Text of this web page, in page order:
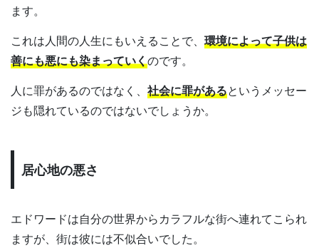
ます。
これは人間の人生にもいえることで、 環境によって子供は
善にも悪にも染まっていくのです。
人に罪があるのではなく、 社会に罪があるというメッセー
ジも隠れているのではないでしょうか。
居心地の悪さ
エドワードは自分の世界からカラフルな街へ連れてこられ
ますが、街は彼には不似合いでした。